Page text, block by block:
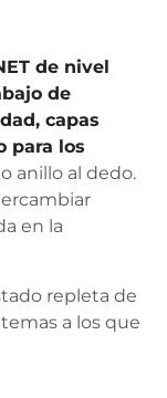
de nivel
de
capas
para los
anillo al dedo.
en la
repleta de
a los que